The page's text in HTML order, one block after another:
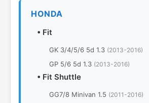
HONDA
• Fit
GK 3/4/5/6 5d 1.3 (2013-2016)
GP 5/6 5d 1.3 (2013-2016)
• Fit Shuttle
GG7/8 Minivan 1.5 (2011-2016)